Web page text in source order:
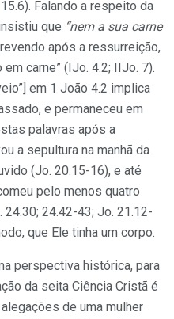
Falando a respeito da
que “nem a sua carne
após a ressurreição,
carne” (IJo. 4.2; IIJo. 7).
em 1 João 4.2 implica
e permaneceu em
palavras após a
a sepultura na manhã da
(Jo. 20.15-16), e até
pelo menos quatro
24.42-43; Jo. 21.12-
que Ele tinha um corpo.
perspectiva histórica, para
da seita Ciência Cristã é
de uma mulher